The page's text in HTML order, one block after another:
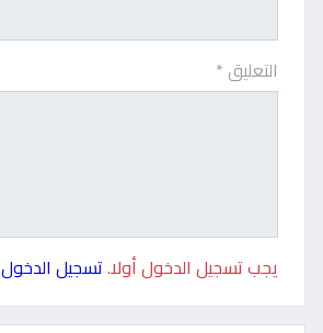
التعليق *
يجب تسجيل الدخول أولا.تسجيل الدخول